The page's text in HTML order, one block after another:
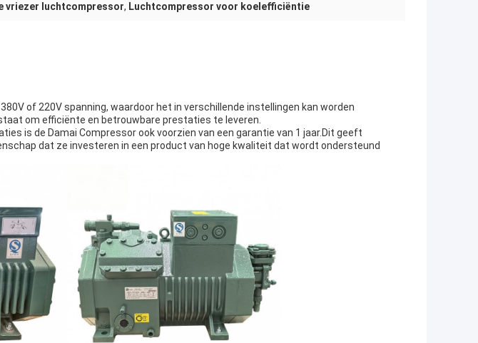
vriezer luchtcompressor, Luchtcompressor voor koelefficiëntie
of 220V spanning, waardoor het in verschillende instellingen kan worden
om efficiënte en betrouwbare prestaties te leveren.
is de Damai Compressor ook voorzien van een garantie van 1 jaar.Dit geeft
dat ze investeren in een product van hoge kwaliteit dat wordt ondersteund